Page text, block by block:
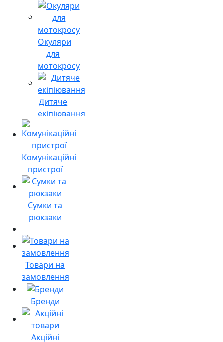
Окуляри
для
мотокросу
Дитяче
екіпіювання
Комунікаційні
пристрої
Сумки та
рюкзаки
Товари на
замовлення
Бренди
Акційні